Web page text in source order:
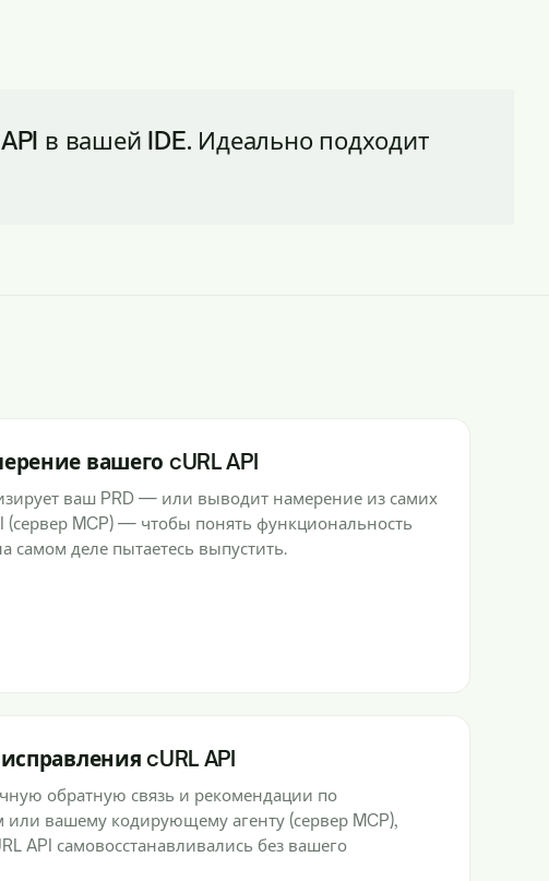
в вашей IDE. Идеально подходит
вашего cURL API
ваш PRD — или выводит намерение из самих
(сервер MCP) — чтобы понять функциональность
самом деле пытаетесь выпустить.
cURL API
обратную связь и рекомендации по
вашему кодирующему агенту (сервер MCP),
API самовосстанавливались без вашего